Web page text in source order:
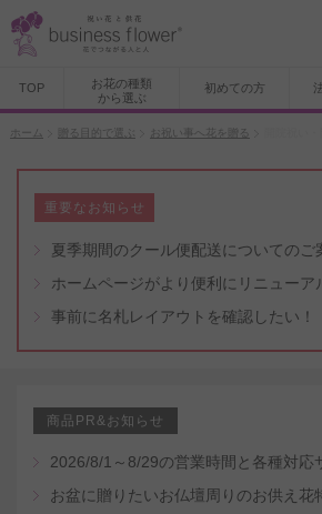
TOP
お花の種類
から選ぶ
初めての方
ホーム 贈る目的で選ぶ お祝い事へ花を贈る
重要なお知らせ
商品PR&お知らせ
お盆に贈りたいお仏壇周りのお供え花